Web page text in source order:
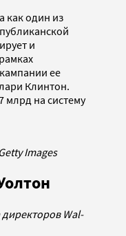
как один из
и
ее
Клинтон.
млрд на систему
Images
Wal-